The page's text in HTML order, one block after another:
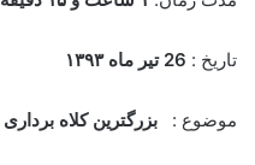
تاریخ : تیر ماه ۱۳۹۳
موضوع : بزرگترین کلاه برداری